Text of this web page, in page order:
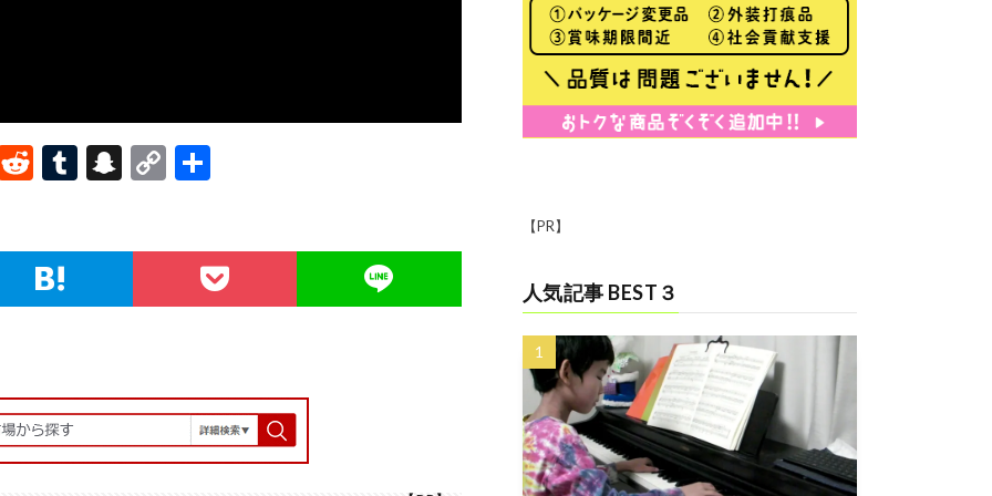
R
di
t
T
r
S
h
C
Li
【PR】
人気記事 BEST３